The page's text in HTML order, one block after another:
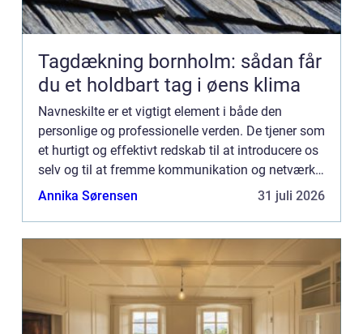
Tagdækning bornholm: sådan får
du et holdbart tag i øens klima
Navneskilte er et vigtigt element i både den
personlige og professionelle verden. De tjener som
et hurtigt og effektivt redskab til at introducere os
selv og til at fremme kommunikation og netværk.
Et navneskilt kan sige meget mere end bare et
Annika Sørensen 31 juli 2026